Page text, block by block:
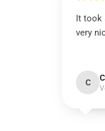
It took
very
C